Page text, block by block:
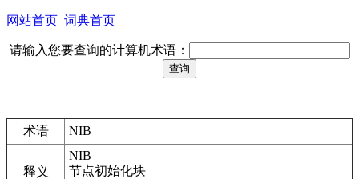
网站首页 词典首页
请输入您要查询的计算机术语：
术语 NIB
释义
NIB
节点初始化块